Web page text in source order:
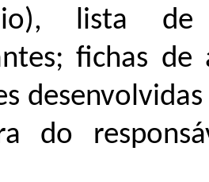
lista
fichas de
do